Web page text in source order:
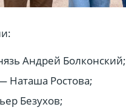
Андрей Болконский;
Наташа Ростова;
Безухов;